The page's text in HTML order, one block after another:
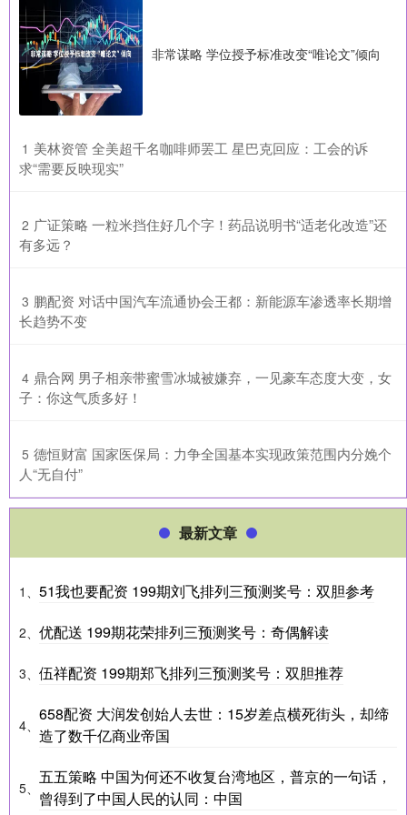
非常谋略 学位授予标准改变“唯论文”倾向
1 ​美林资管 全美超千名咖啡师罢工 星巴克回应：工会的诉
求“需要反映现实”
2 ​广证策略 一粒米挡住好几个字！药品说明书“适老化改造”还
有多远？
3 ​鹏配资 对话中国汽车流通协会王都：新能源车渗透率长期增
长趋势不变
4 ​鼎合网 男子相亲带蜜雪冰城被嫌弃，一见豪车态度大变，女
子：你这气质多好！
5 ​德恒财富 国家医保局：力争全国基本实现政策范围内分娩个
人“无自付”
最新文章
1、 51我也要配资 199期刘飞排列三预测奖号：双胆参考
2、 优配送 199期花荣排列三预测奖号：奇偶解读
3、 伍祥配资 199期郑飞排列三预测奖号：双胆推荐
4、
658配资 大润发创始人去世：15岁差点横死街头，却缔
造了数千亿商业帝国
5、
五五策略 中国为何还不收复台湾地区，普京的一句话，
曾得到了中国人民的认同：中国